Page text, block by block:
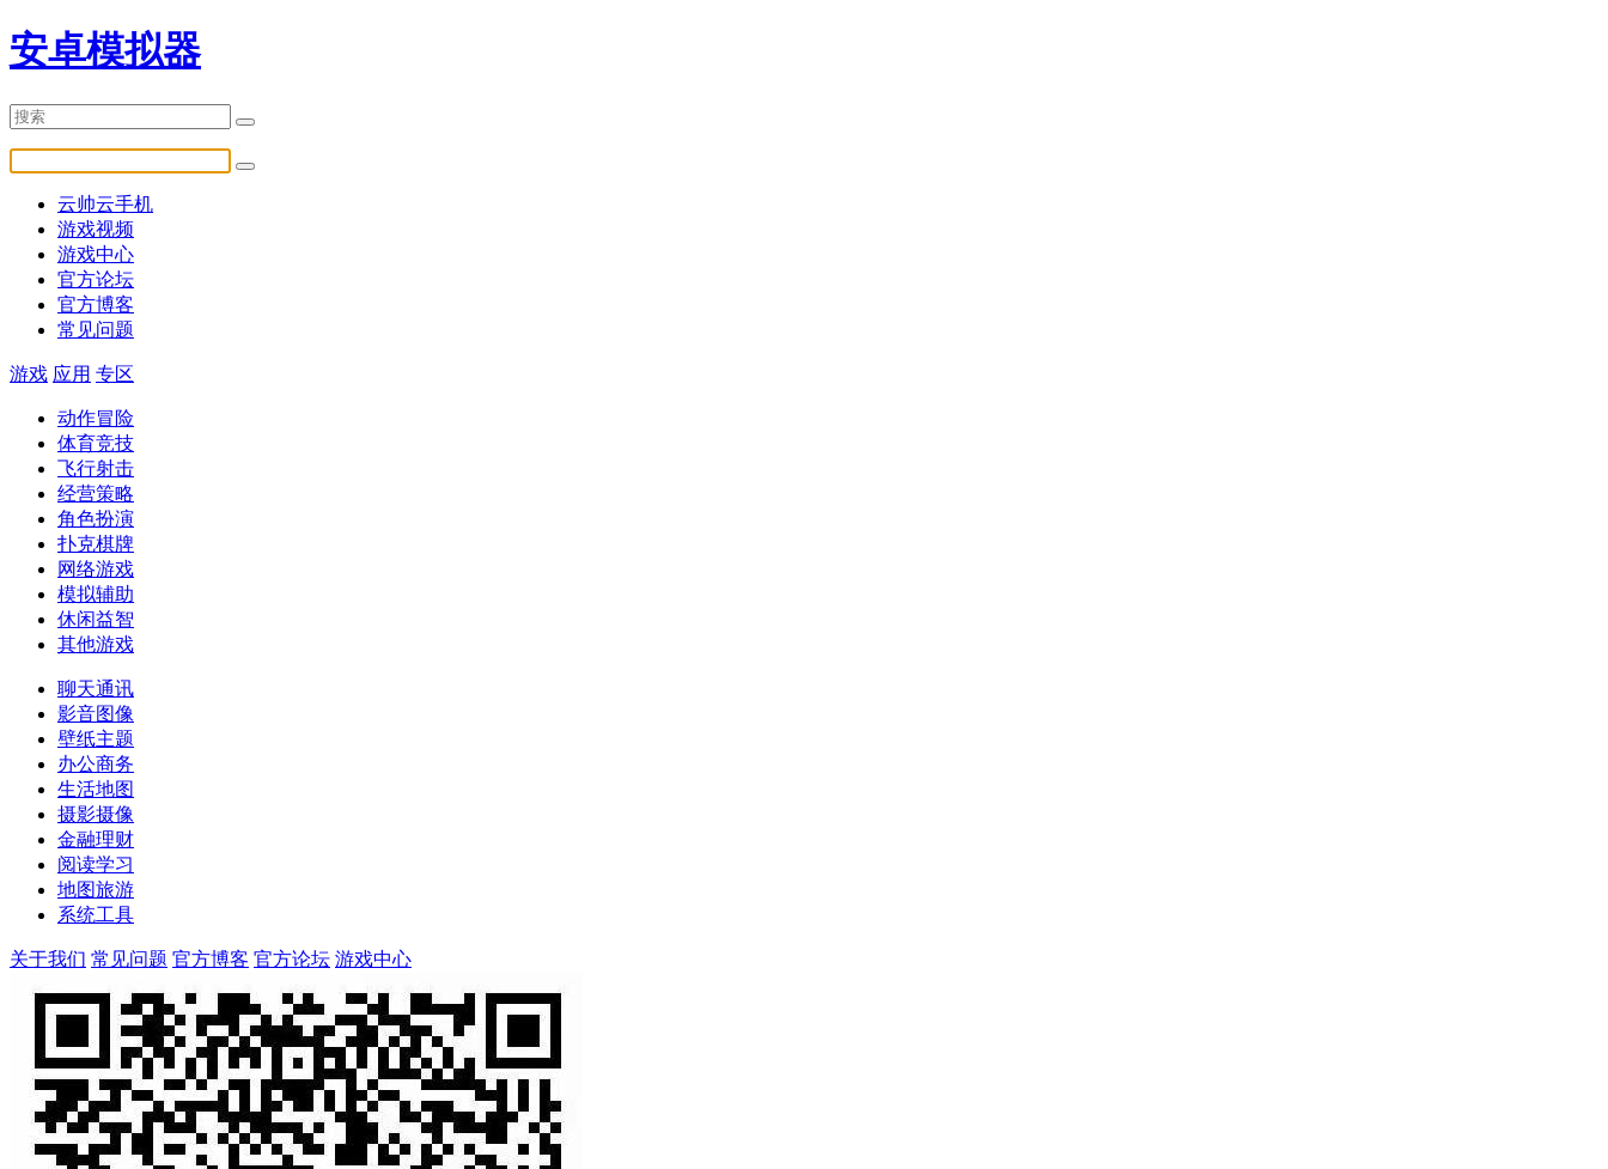
安卓模拟器
云帅云手机
游戏视频
游戏中心
官方论坛
官方博客
常见问题
游戏 应用 专区
动作冒险
体育竞技
飞行射击
经营策略
角色扮演
扑克棋牌
网络游戏
模拟辅助
休闲益智
其他游戏
聊天通讯
影音图像
壁纸主题
办公商务
生活地图
摄影摄像
金融理财
阅读学习
地图旅游
系统工具
关于我们 常见问题 官方博客 官方论坛 游戏中心